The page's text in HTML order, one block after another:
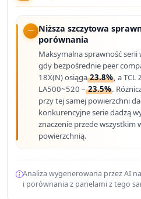
Niższa szczytowa
porównania
Maksymalna sprawność serii
gdy bezpośrednie peer
18X(N) osiąga23.8%, a
LA500~520 –23.5%.
przy tej samej powierzchni
konkurencyjne serie dadzą
znaczenie przede wszystkim
powierzchnią.
Analiza wygenerowana przez AI
i porównania z panelami z tego